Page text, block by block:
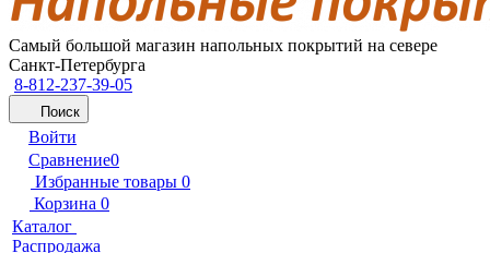
Самый большой магазин напольных покрытий на севере
Санкт-Петербурга
8-812-237-39-05
Поиск
Войти
Сравнение0
Избранные товары 0
Корзина 0
Каталог
Распродажа